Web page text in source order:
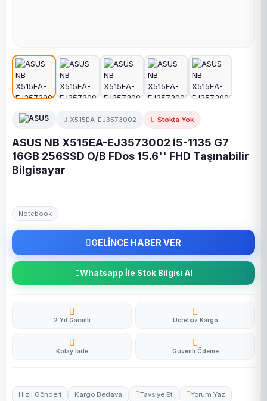
X515EA-EJ3573002 Stokta Yok
ASUS NB X515EA-EJ3573002 i5-1135 G7
16GB 256SSD O/B FDos 15.6'' FHD Taşınabilir
Bilgisayar
Notebook
GELİNCE HABER VER
Whatsapp İle Stok Bilgisi Al
2 Yıl Garanti Ücretsiz Kargo
Kolay İade Güvenli Ödeme
Hızlı Gönderi Kargo Bedava Tavsiye Et Yorum Yaz